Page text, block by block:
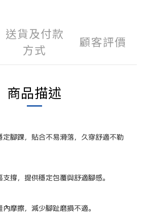
送貨及付款
方式
顧客評價
商品描述
定腳踝，貼合不易滑落，久穿舒適不勒
撐，提供穩定包覆與舒適腳感。
摩擦，減少腳趾磨損不適。